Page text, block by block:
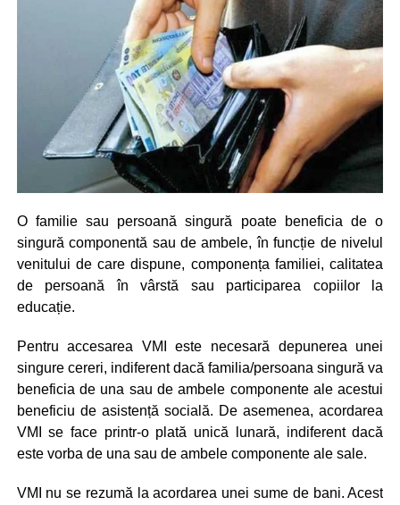
O familie sau persoană singură poate beneficia de o
singură componentă sau de ambele, în funcție de nivelul
venitului de care dispune, componența familiei, calitatea
de persoană în vârstă sau participarea copiilor la
educație.
Pentru accesarea VMI este necesară depunerea unei
singure cereri, indiferent dacă familia/persoana singură va
beneficia de una sau de ambele componente ale acestui
beneficiu de asistență socială. De asemenea, acordarea
VMI se face printr-o plată unică lunară, indiferent dacă
este vorba de una sau de ambele componente ale sale.
VMI nu se rezumă la acordarea unei sume de bani. Acest